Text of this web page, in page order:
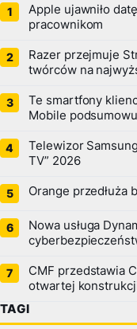
Apple ujawniło
pracownikom
Razer przejmuje
twórców na
Te smartfony
Mobile
Telewizor
TV” 2026
Orange przedłuża
Nowa usługa
CMF przedstawia
otwartej
TAGI